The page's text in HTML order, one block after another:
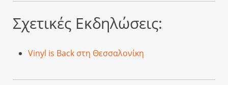
Σχετικές Εκδηλώσεις:
Vinyl is Back στη Θεσσαλονίκη